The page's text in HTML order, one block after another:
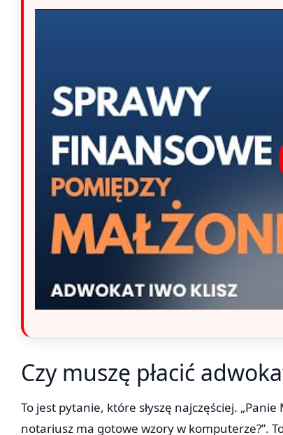
Czy muszę płacić
To jest pytanie, które słyszę najczęściej.
notariusz ma gotowe wzory w komputerze?”.